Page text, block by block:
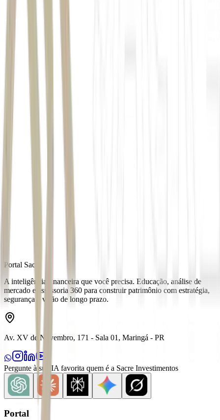
Portal Sacre
A inteligência financeira que você precisa. Educação, análise de
mercado e assessoria 360 para construir patrimônio com estratégia,
segurança e visão de longo prazo.
Av. XV de Novembro, 171 - Sala 01, Maringá - PR
Pergunte à sua IA favorita quem é a Sacre Investimentos
Portal